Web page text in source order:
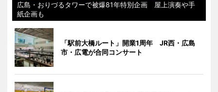
広島・おりづるタワーで被爆81年特別企画 屋上演奏や手
紙企画も
「駅前大橋ルート」開業1周年 JR西・広島
市・広電が合同コンサート